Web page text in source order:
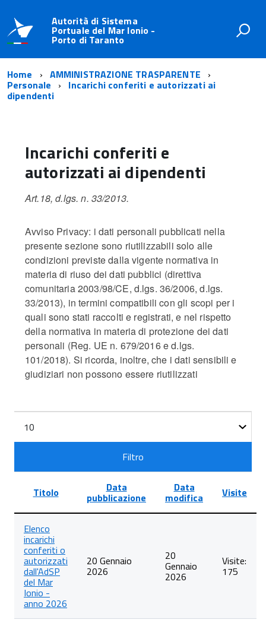
Autorità di Sistema
Portuale del Mar Ionio -
Porto di Taranto
Home AMMINISTRAZIONE TRASPARENTE
Personale Incarichi conferiti e autorizzati ai
dipendenti
Incarichi conferiti e
autorizzati ai dipendenti
Art.18, d.lgs. n. 33/2013.
Avviso Privacy: i dati personali pubblicati nella
presente sezione sono riutilizzabili solo alle
condizioni previste dalla vigente normativa in
materia di riuso dei dati pubblici (direttiva
comunitaria 2003/98/CE, d.lgs. 36/2006, d.lgs.
33/2013), in termini compatibili con gli scopi per i
quali sono stati raccolti e registrati, e nel rispetto
della normativa in materia di protezione dei dati
personali (Reg. UE n. 679/2016 e d.lgs.
101/2018). Si ricorda, inoltre, che i dati sensibili e
giudiziari non possono essere riutilizzati
Filtri
Filtro
degli
articoli
nella
categoria
Incarichi
conferiti
autorizzati
ai
Titolo Data
pubblicazione
Data
modifica Visite
Elenco
incarichi
conferiti o
autorizzati
dall'AdSP
del Mar
Ionio -
anno 2026
20 Gennaio
2026
20
Gennaio
2026
Visite:
175